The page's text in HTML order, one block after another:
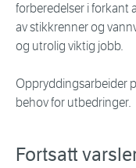
forberedelser i forkant
av stikkrenner og
og utrolig viktig jobb.
Oppryddingsarbeider
behov for utbedringer.
Fortsatt